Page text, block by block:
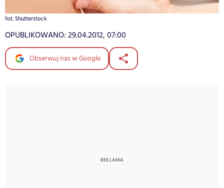
fot. Shutterstock
OPUBLIKOWANO: 29.04.2012, 07:00
Obserwuj nas w Google